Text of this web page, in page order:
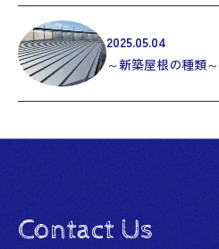
2025.05.04
～新築屋根の種類～
Contact Us